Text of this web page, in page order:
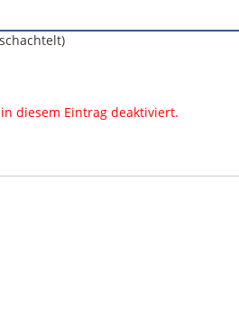
diesem Eintrag deaktiviert.